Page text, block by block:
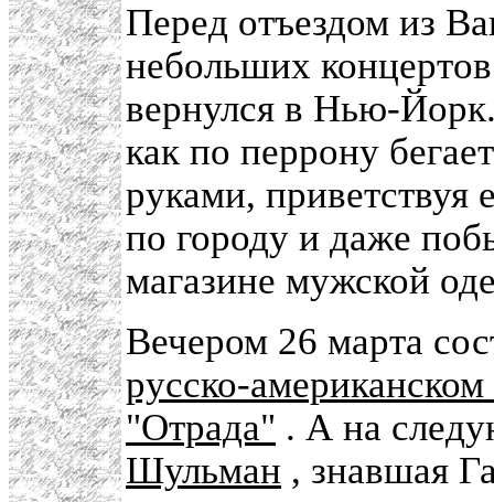
Перед отъездом из
небольших
вернулся в Нью-
как по перрону
руками, приветствуя
по городу и даже
магазине мужской
Вечером 26 марта
русско-
"Отрада" . А на
Шульман , знавшая